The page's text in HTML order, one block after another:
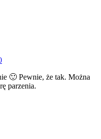
🙂 Pewnie, że tak. Można
parzenia.